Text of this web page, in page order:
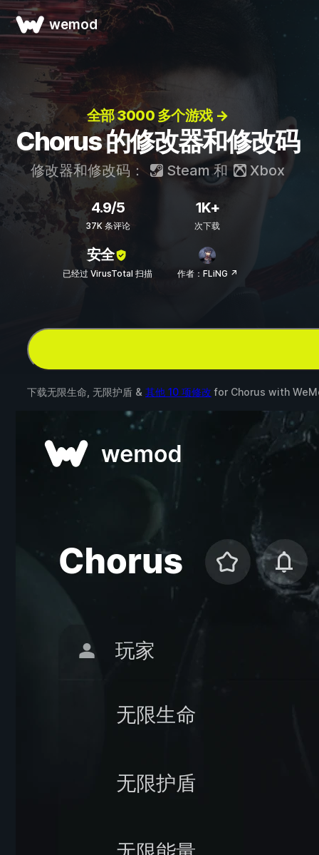
wemod
全部 3000 多个游戏 →
Chorus 的修改器和修改码
修改器和修改码： Steam和 Xbox
4.9/5
37K 条评论
1K+
次下载
安全
已经过 VirusTotal 扫描 作者：FLiNG ↗
下载无限生命, 无限护盾 & 其他 10 项修改 for Chorus with